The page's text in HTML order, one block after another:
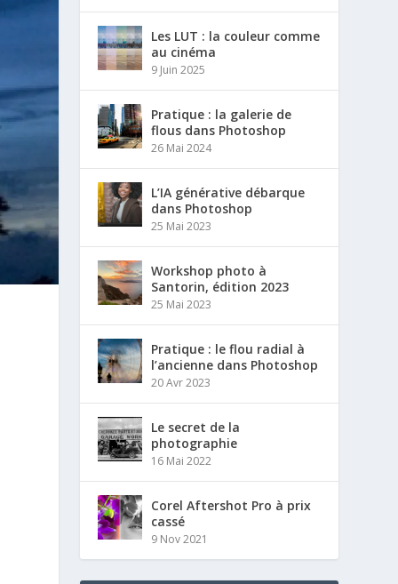
Les LUT : la couleur comme
au cinéma
9 Juin 2025
Pratique : la galerie de
flous dans Photoshop
26 Mai 2024
L’IA générative débarque
dans Photoshop
25 Mai 2023
Workshop photo à
Santorin, édition 2023
25 Mai 2023
Pratique : le flou radial à
l’ancienne dans Photoshop
20 Avr 2023
Le secret de la
photographie
16 Mai 2022
Corel Aftershot Pro à prix
cassé
9 Nov 2021